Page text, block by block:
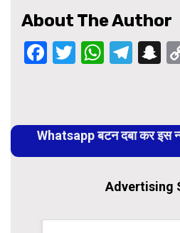
About The Author
Facebook
Twitter
Reading
Whatsapp बटन दबा कर इस
Advertising